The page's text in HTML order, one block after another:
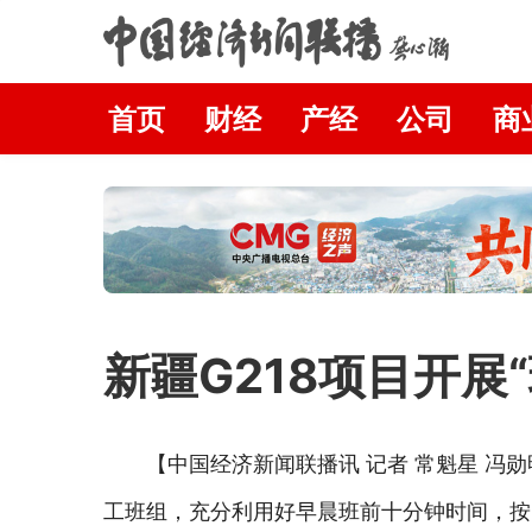
首页 财经 产经 公司 商
新疆G218项目开展
【中国经济新闻联播讯 记者 常魁星 冯
工班组，充分利用好早晨班前十分钟时间，